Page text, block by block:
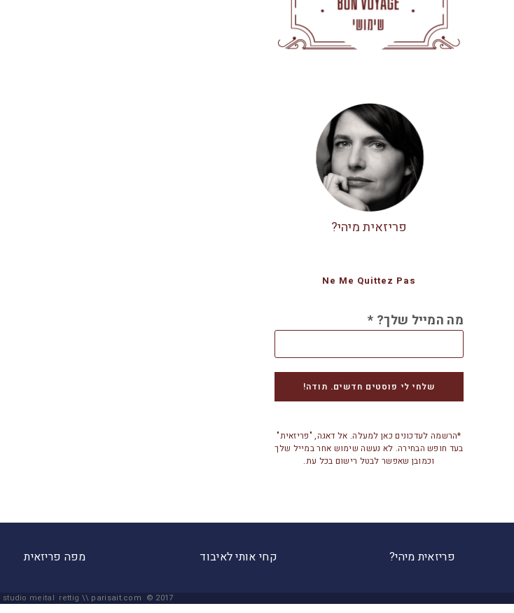
פריזאית מיהי?
Ne Me Quittez Pas
מה המייל שלך? *
*הרשמה לעדכונים כאן למעלה. אל דאגה, "פריזאית"
בעד חופש הבחירה. לא נעשה שימוש אחר במייל שלך
וכמובן שאפשר לבטל רישום בכל עת.
פריזאית מיהי? קחי אותי לאיבוד מפה פריזאית
studio meital rettig \\ parisait.com © 2017